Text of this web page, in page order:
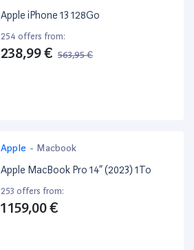
Apple iPhone 13 128Go
254 offers from:
238,99 € 563,95 €
Apple - Macbook
Apple MacBook Pro 14” (2023) 1To
253 offers from:
1 159,00 €